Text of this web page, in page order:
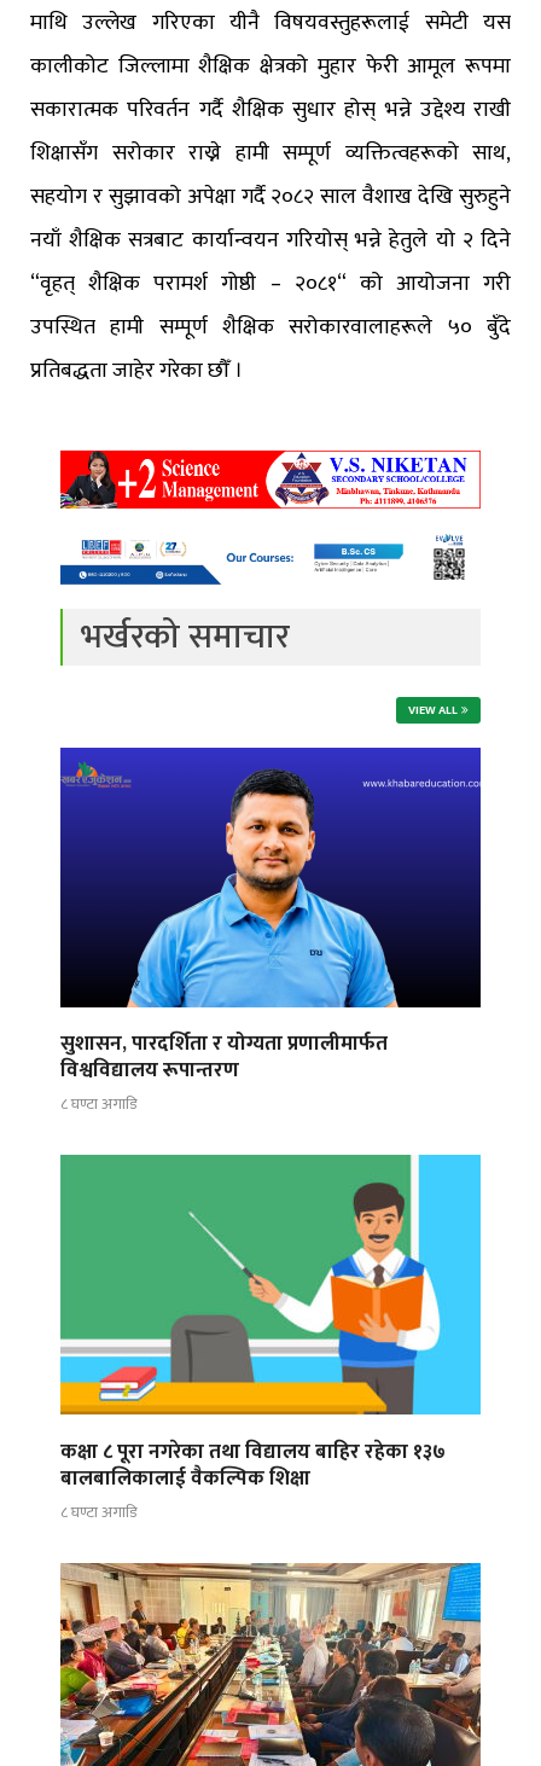
माथि उल्लेख गरिएका यीनै विषयवस्तुहरूलाई समेटी यस
कालीकोट जिल्लामा शैक्षिक क्षेत्रको मुहार फेरी आमूल रूपमा
सकारात्मक परिवर्तन गर्दै शैक्षिक सुधार होस् भन्ने उद्देश्य राखी
शिक्षासँग सरोकार राख्ने हामी सम्पूर्ण व्यक्तित्वहरूको साथ,
सहयोग र सुझावको अपेक्षा गर्दै २०८२ साल वैशाख देखि सुरुहुने
नयाँ शैक्षिक सत्रबाट कार्यान्वयन गरियोस् भन्ने हेतुले यो २ दिने
“वृहत् शैक्षिक परामर्श गोष्ठी – २०८१“ को आयोजना गरी
उपस्थित हामी सम्पूर्ण शैक्षिक सरोकारवालाहरूले ५० बुँदे
प्रतिबद्धता जाहेर गरेका छौँ ।
भर्खरको समाचार
VIEW ALL
सुशासन, पारदर्शिता र योग्यता प्रणालीमार्फत
विश्वविद्यालय रूपान्तरण
८ घण्टा अगाडि
कक्षा ८ पूरा नगरेका तथा विद्यालय बाहिर रहेका १३७
बालबालिकालाई वैकल्पिक शिक्षा
८ घण्टा अगाडि